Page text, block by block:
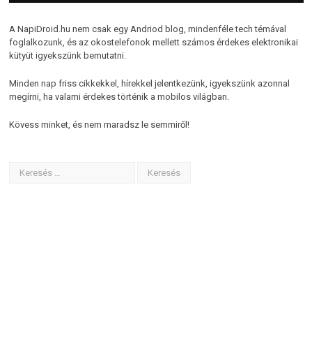
A NapiDroid.hu nem csak egy Andriod blog, mindenféle tech témával
foglalkozunk, és az okostelefonok mellett számos érdekes elektronikai
kütyüt igyekszünk bemutatni.
Minden nap friss cikkekkel, hírekkel jelentkezünk, igyekszünk azonnal
megírni, ha valami érdekes történik a mobilos világban.
Kövess minket, és nem maradsz le semmiről!